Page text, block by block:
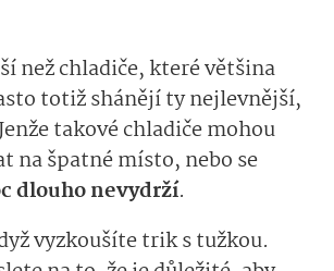
než chladiče, které většina
totiž shánějí ty nejlevnější,
takové chladiče mohou
na špatné místo, nebo se
dlouho nevydrží.
vyzkoušíte trik s tužkou.